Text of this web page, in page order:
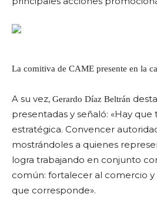
La comitiva de CAME presente en la
A su vez, Gerardo Díaz Beltrán
presentadas y señaló: «Hay
estratégica. Convencer
mostrándoles a quienes
logra trabajando en conjunto
común: fortalecer al comercio
que corresponde».